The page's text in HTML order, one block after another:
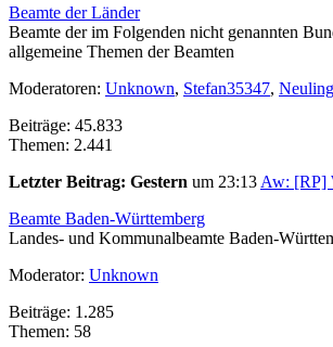
Beamte der Länder
Beamte der im Folgenden nicht genannten
allgemeine Themen der Beamten
Moderatoren: Unknown, Stefan35347,
Beiträge: 45.833
Themen: 2.441
Letzter Beitrag: Gestern um 23:13 Aw: [RP]
Beamte Baden-Württemberg
Landes- und Kommunalbeamte Baden-
Moderator: Unknown
Beiträge: 1.285
Themen: 58